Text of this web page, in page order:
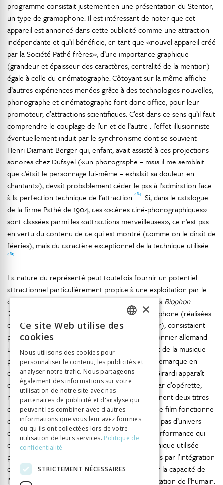
programme consistait justement en une présentation du Stentor,
un type de gramophone. Il est intéressant de noter que cet
appareil est annoncé dans cette publicité comme une attraction
indépendante et qu’il bénéficie, en tant que «nouvel appareil créé
par la Société Pathé frères», d’une importance graphique
(grandeur et épaisseur des caractères, centralité de la mention)
égale à celle du cinématographe. Côtoyant sur la même affiche
d’autres expériences menées grâce à des technologies nouvelles,
phonographe et cinématographe font donc office, pour leur
promoteur, d’attractions scientifiques. C’est dans ce sens qu’il faut
comprendre le couplage de l’un et de l’autre : l’effet illusionniste
éventuellement induit par le synchronisme dont se souvient
Henri Diamant-Berger qui, enfant, avait assisté à ces projections
sonores chez Dufayel («un phonographe – mais il me semblait
que c’était le personnage lui-même – exhalait sa douleur en
chantant»), devait probablement céder le pas à l’admiration face
à la perfection technique de l’attraction 484. Si, dans le catalogue
de la firme Pathé de 1904, ces «scènes ciné-phonographiques»
sont classées parmi les «attractions merveilleuses», ce n’est pas
en vertu du contenu de ce qui est montré (comme on le dirait de
féeries), mais du caractère exceptionnel de la technique utilisée
485.
La nature du représenté peut toutefois fournir un potentiel
attractionnel particulièrement propice à une exploitation par le
cinéma sonore. Francesco Bono a relevé que les Biophon
Tonbilder
, bandes synchronisées avec un gramophone (réalisées
en Allemagne à partir de 1907 par Oskar Messter), consistaient
parfois en des extraits d’opérettes filmées, le pionnier allemand
usant de la «combinaison de l’image, du chant et de la musique
pour impressionner son public»486 . L’historien remarque en
outre que, lorsqu’un acteur comme Alexander Girardi apparaît
dans ces bandes sonorisées, c’est en tant que star d’opérette,
non en tant que personnage, comme en témoignent deux titres
de 1908 qui comportent son véritable nom
. Le film fonctionne
donc comme rappel de la scène, et ne construit pas d’univers
diégétique clos. La voix-attraction exhibe une performance qui
est à la fois celle du chanteur et celle de la technique utilisée
pour la reproduire. Les spectateurs sont fascinés par l’intégration
de l’humain dans la machine et, inversement, par la capacité de
l’innovation technique à produire une représentation de l’humain.
ITALIAN
×
Ce site Web utilise des
cookies
Nous utilisons des cookies pour
personnaliser le contenu, les publicités et
analyser notre trafic. Nous partageons
également des informations sur votre
utilisation de notre site avec nos
partenaires de publicité et d'analyse qui
peuvent les combiner avec d'autres
informations que vous leur avez fournies
ou qu'ils ont collectées lors de votre
utilisation de leurs services. Politique de
confidentialité
STRICTEMENT NÉCESSAIRES